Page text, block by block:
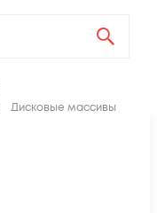
Дисковые массивы